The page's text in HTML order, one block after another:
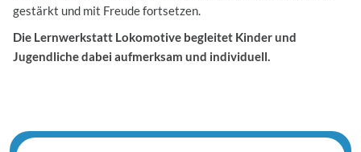
gestärkt und mit Freude fortsetzen.
Die Lernwerkstatt Lokomotive begleitet Kinder und
Jugendliche dabei aufmerksam und individuell.